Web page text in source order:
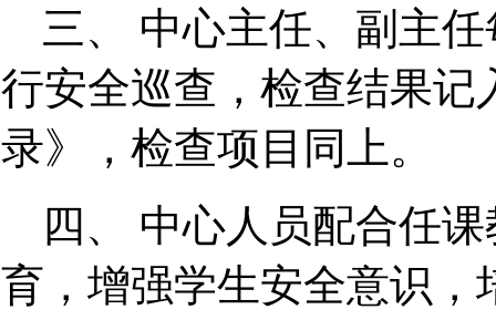
三、 中心主任、副主
行安全巡查，检查结果
录》，检查项目同上。
四、 中心人员配合任
育，增强学生安全意识